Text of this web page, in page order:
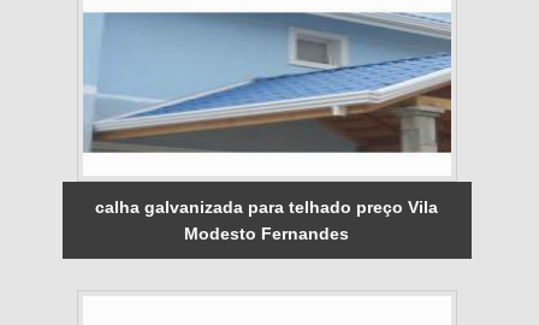
calha galvanizada para telhado preço Vila
Modesto Fernandes